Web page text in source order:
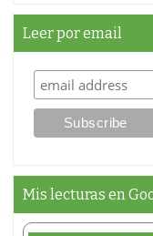
Leer por email
Mis lecturas en